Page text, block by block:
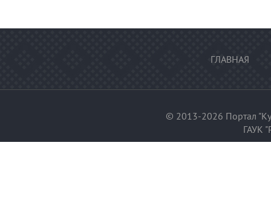
ГЛАВНАЯ
© 2013-2026 Портал
ГАУК